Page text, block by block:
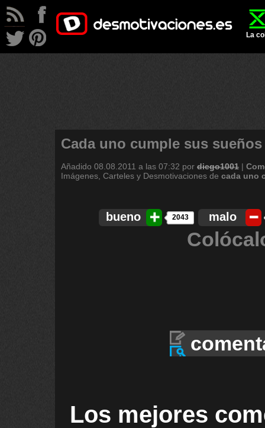
La
Cada uno cumple sus sueños
Añadido 08.08.2011 a las 07:32 por diego1001 |
Imágenes, Carteles y Desmotivaciones de cada uno
bueno 2043 malo
Los mejores